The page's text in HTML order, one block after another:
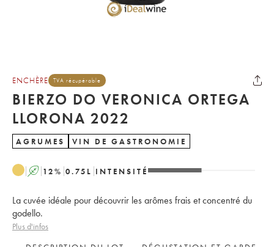
ENCHÈRE TVA récupérable
BIERZO DO VERONICA ORTEGA
LLORONA 2022
AGRUMES VIN DE GASTRONOMIE
A 12% 0.75 L INTENSITÉ
La cuvée idéale pour découvrir les arômes frais et concentré du
godello.
Plus d'infos